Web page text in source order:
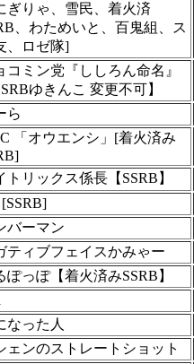
ぎりゃ、雪民、着火済
、わためいと、百鬼組、ス
、ロゼ隊]
コミン党『ししろん命名』
ゆきんこ 変更不可】
ら
「オウエンシ」[着火済み
トリックス係長【SSRB】
バーマン
ティブフェイスかみゃー
ぽっぽ【着火済みSSRB】
なった人
ェンのストレートショット